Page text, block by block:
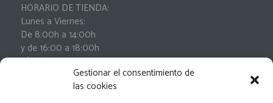
Gestionar el consentimiento de
las cookies
HORARIO DE TIENDA:
Lunes a Viernes:
De 8:00h a 14:00h
y de 16:00 a 18:00h
Sábados:
De 9:00h a 13:00h